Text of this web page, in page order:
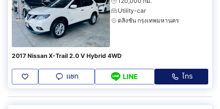
Utility-car
ตลิ่งชัน กรุงเทพมหานคร
2017 Nissan X-Trail 2.0 V Hybrid 4WD
แชท LINE โทร